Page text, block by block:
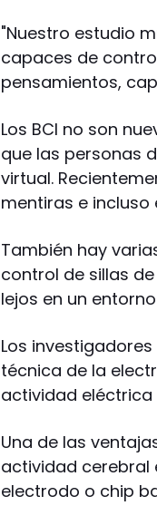
"Nuestro estudio
capaces de
pensamientos,
Los BCI no son
que las personas
virtual.
mentiras e
También hay
control de sillas
lejos en un
Los
técnica de la
actividad eléctrica
Una de las
actividad cerebral
electrodo o chip